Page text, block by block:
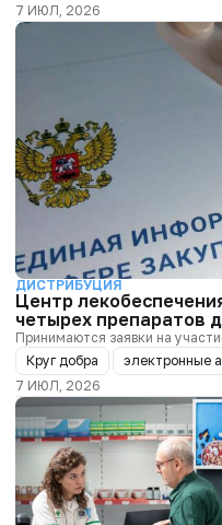
7 ИЮЛ, 2026
ДИСТРИБУЦИЯ
Центр
четырех препаратов
Принимаются заявки на
Круг добра
электронные
7 ИЮЛ, 2026